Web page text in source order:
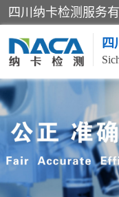
四
噪音检测
防护网检测
无损检测